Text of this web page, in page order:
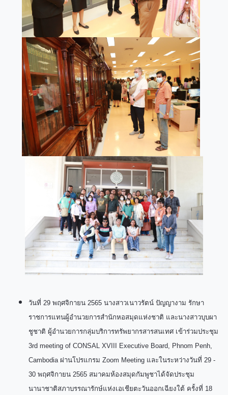
วันที่ 29 พฤศจิกายน 2565 นางสาวเนาวรัตน์ ปัญญางาม รักษา
ราชการแทนผู้อำนวยการสำนักหอสมุดแห่งชาติ และนางสาวบุบผา
ชูชาติ ผู้อำนวยการกลุ่มบริการทรัพยากรสารสนเทศ เข้าร่วมประชุม
3rd meeting of CONSAL XVIII Executive Board, Phnom Penh,
Cambodia ผ่านโปรแกรม Zoom Meeting และในระหว่างวันที่ 29 -
30 พฤศจิกายน 2565 สมาคมห้องสมุดกัมพูชาได้จัดประชุม
นานาชาติสภาบรรณารักษ์แห่งเอเชียตะวันออกเฉียงใต้ ครั้งที่ 18